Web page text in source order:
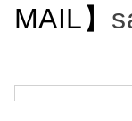
MAIL】